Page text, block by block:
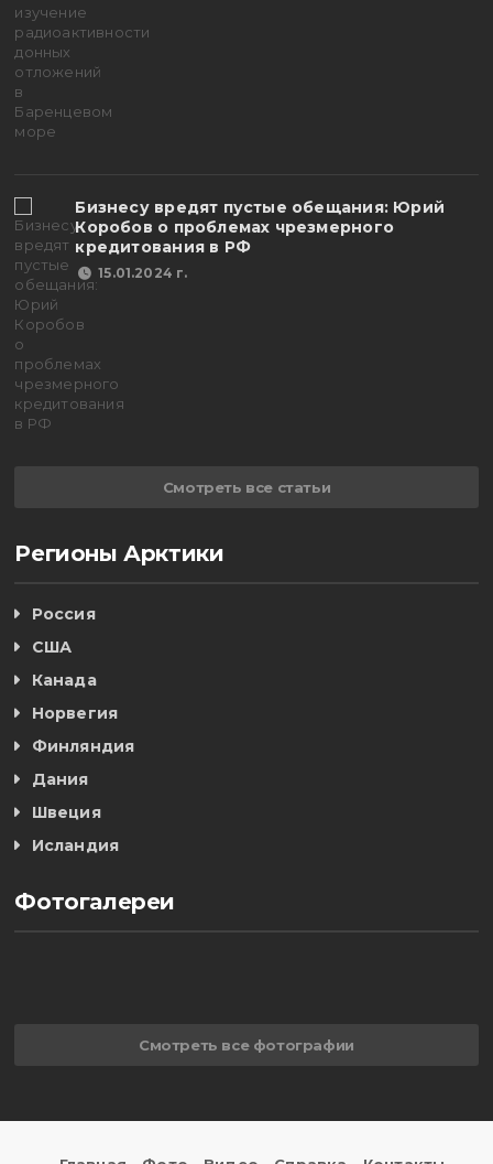
Бизнесу вредят пустые обещания: Юрий
Коробов о проблемах чрезмерного
кредитования в РФ
15.01.2024 г.
Смотреть все статьи
Регионы Арктики
Россия
США
Канада
Норвегия
Финляндия
Дания
Швеция
Исландия
Фотогалереи
Смотреть все фотографии